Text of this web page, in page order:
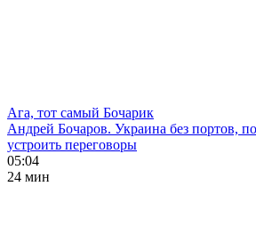
Ага, тот самый Бочарик
Андрей Бочаров. Украина без портов,
устроить переговоры
05:04
24 мин